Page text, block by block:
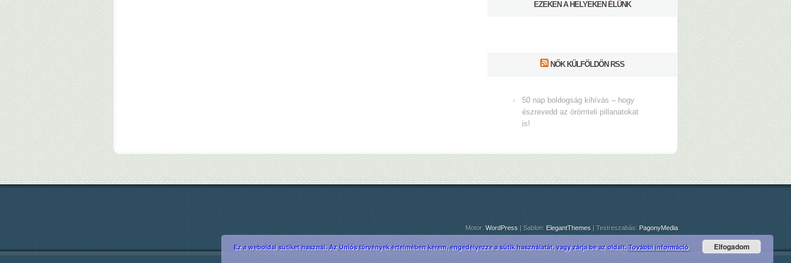
EZEKEN A HELYEKEN ÉLÜNK
NŐK KÜLFÖLDÖN RSS
50 nap boldogság kihívás – hogy
észrevedd az örömteli pillanatokat
is!
Motor: WordPress | Sablon: ElegantThemes | Testreszabás: PagonyMedia
Ez a weboldal sütiket használ. Az Uniós törvények értelmében kérem, engedélyezze a sütik használatát, vagy zárja be az oldalt. További információ Elfogadom